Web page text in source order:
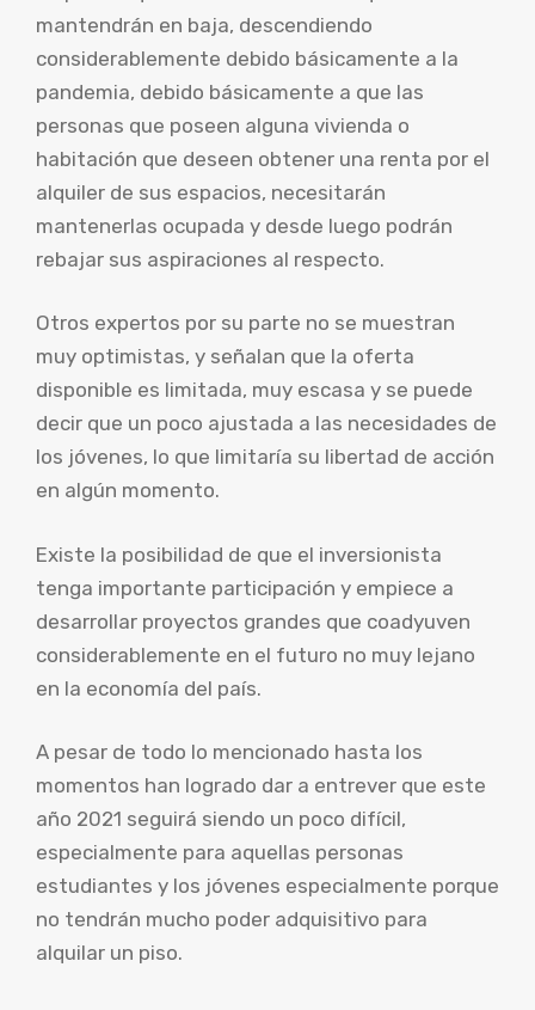
mantendrán en baja, descendiendo
considerablemente debido básicamente a la
pandemia, debido básicamente a que las
personas que poseen alguna vivienda o
habitación que deseen obtener una renta por el
alquiler de sus espacios, necesitarán
mantenerlas ocupada y desde luego podrán
rebajar sus aspiraciones al respecto.
Otros expertos por su parte no se muestran
muy optimistas, y señalan que la oferta
disponible es limitada, muy escasa y se puede
decir que un poco ajustada a las necesidades de
los jóvenes, lo que limitaría su libertad de acción
en algún momento.
Existe la posibilidad de que el inversionista
tenga importante participación y empiece a
desarrollar proyectos grandes que coadyuven
considerablemente en el futuro no muy lejano
en la economía del país.
A pesar de todo lo mencionado hasta los
momentos han logrado dar a entrever que este
año 2021 seguirá siendo un poco difícil,
especialmente para aquellas personas
estudiantes y los jóvenes especialmente porque
no tendrán mucho poder adquisitivo para
alquilar un piso.